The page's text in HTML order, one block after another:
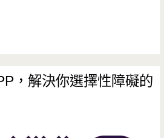
，解決你選擇性障礙的